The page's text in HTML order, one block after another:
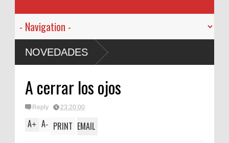
NOVEDADES
A cerrar los ojos
Reply 23:20:00
A+ A- PRINT EMAIL